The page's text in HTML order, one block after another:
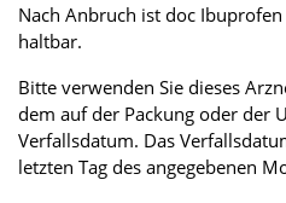
Nach Anbruch ist doc
haltbar.
Bitte verwenden Sie dieses
dem auf der Packung oder der
Verfallsdatum. Das
letzten Tag des angegebenen